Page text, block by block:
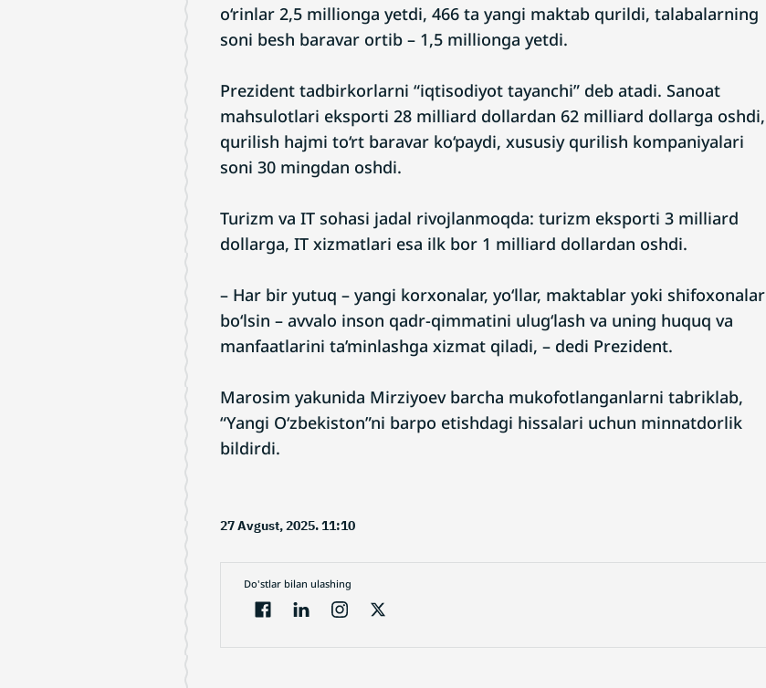
o‘rinlar 2,5 millionga yetdi, 466 ta yangi maktab qurildi, talabalarning
soni besh baravar ortib – 1,5 millionga yetdi.
Prezident tadbirkorlarni “iqtisodiyot tayanchi” deb atadi. Sanoat
mahsulotlari eksporti 28 milliard dollardan 62 milliard dollarga oshdi,
qurilish hajmi to‘rt baravar ko‘paydi, xususiy qurilish kompaniyalari
soni 30 mingdan oshdi.
Turizm va IT sohasi jadal rivojlanmoqda: turizm eksporti 3 milliard
dollarga, IT xizmatlari esa ilk bor 1 milliard dollardan oshdi.
– Har bir yutuq – yangi korxonalar, yo‘llar, maktablar yoki shifoxonalar
bo‘lsin – avvalo inson qadr-qimmatini ulug‘lash va uning huquq va
manfaatlarini ta’minlashga xizmat qiladi, – dedi Prezident.
Marosim yakunida Mirziyoev barcha mukofotlanganlarni tabriklab,
“Yangi O‘zbekiston”ni barpo etishdagi hissalari uchun minnatdorlik
bildirdi.
27 Avgust, 2025. 11:10
Do'stlar bilan ulashing